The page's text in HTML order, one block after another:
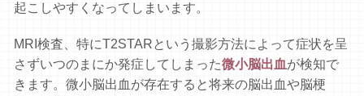
起こしやすくなってしまいます。
MRI検査、特にT2STARという撮影方法によって症状を呈
さずいつのまにか発症してしまった微小脳出血が検知で
きます。微小脳出血が存在すると将来の脳出血や脳梗